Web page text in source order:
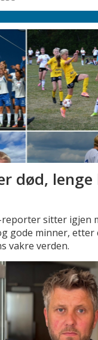
død, lenge
sitter igjen
gode minner, etter
vakre verden.